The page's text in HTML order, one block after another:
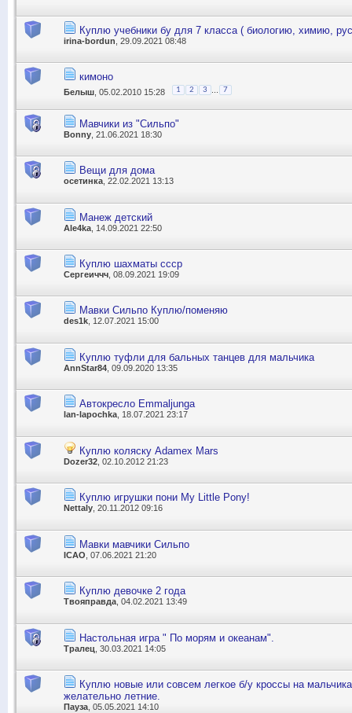
Куплю учебники бу для 7 класса ( биологию, химию,
irina-bordun , 29.09.2021 08:48
кимоно
Белыш , 05.02.2010 15:28 1 2 3 7
Мавчики из "Сильпо"
Bonny , 21.06.2021 18:30
Вещи для дома
осетинка , 22.02.2021 13:13
Манеж детский
Ale4ka , 14.09.2021 22:50
Куплю шахматы ссср
Сергеиччч , 08.09.2021 19:09
Мавки Сильпо Куплю/поменяю
des1k, 12.07.2021 15:00
Куплю туфли для бальных танцев для мальчика
AnnStar84 , 09.09.2020 13:35
Автокресло Emmaljunga
lan-lapochka , 18.07.2021 23:17
Куплю коляску Adamex Mars
Dozer32 , 02.10.2012 21:23
Куплю игрушки пони My Little Pony!
Nettaly , 20.11.2012 09:16
Мавки мавчики Сильпо
ICAO , 07.06.2021 21:20
Куплю девочке 2 года
Твояправда , 04.02.2021 13:49
Настольная игра " По морям и океанам".
Тралец , 30.03.2021 14:05
Куплю новые или совсем легкое б/у кроссы на
желательно летние.
Пауза , 05.05.2021 14:10